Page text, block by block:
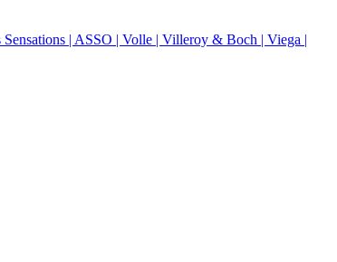
| ASSO | Volle | Villeroy & Boch | Viega |